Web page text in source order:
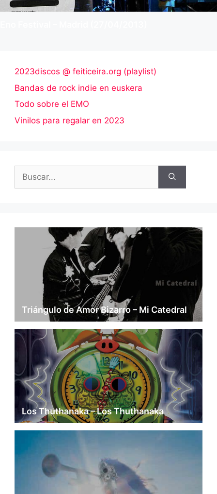
2023discos @ feiticeira.org (playlist)
Bandas de rock indie en euskera
Todo sobre el EMO
Vinilos para regalar en 2023
Triángulo de Amor Bizarro – Mi Catedral
Los Thuthanaka – Los Thuthanaka